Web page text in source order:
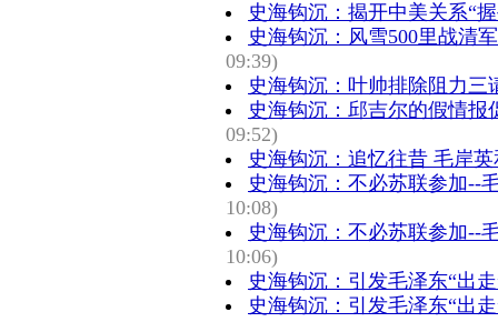
史海钩沉：揭开中美关系“
史海钩沉：风雪500里战清
09:39)
史海钩沉：叶帅排除阻力三
史海钩沉：邱吉尔的假情报
09:52)
史海钩沉：追忆往昔 毛岸
史海钩沉：不必苏联参加--
10:08)
史海钩沉：不必苏联参加--
10:06)
史海钩沉：引发毛泽东“出
史海钩沉：引发毛泽东“出